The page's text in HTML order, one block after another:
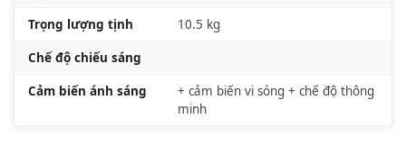
Trọng lượng tịnh 10.5 kg
Chế độ chiếu sáng
Cảm biến ánh sáng
+ cảm biến vi sóng + chế độ thông
minh